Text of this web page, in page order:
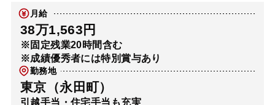
月給
38万1,563円
※固定残業20時間含む
※成績優秀者には特別賞与あり
勤務地
東京（永田町）
引越手当・住宅手当も充実
解決実績
アクセス
弁護士・税理士